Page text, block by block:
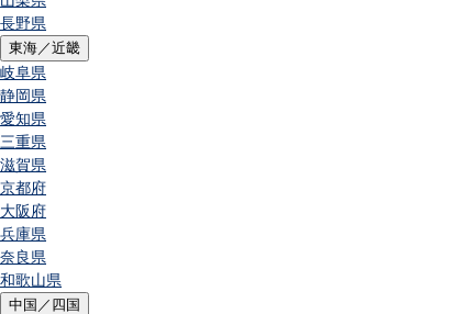
長野県
東海／近畿
岐阜県
静岡県
愛知県
三重県
滋賀県
京都府
大阪府
兵庫県
奈良県
和歌山県
中国／四国